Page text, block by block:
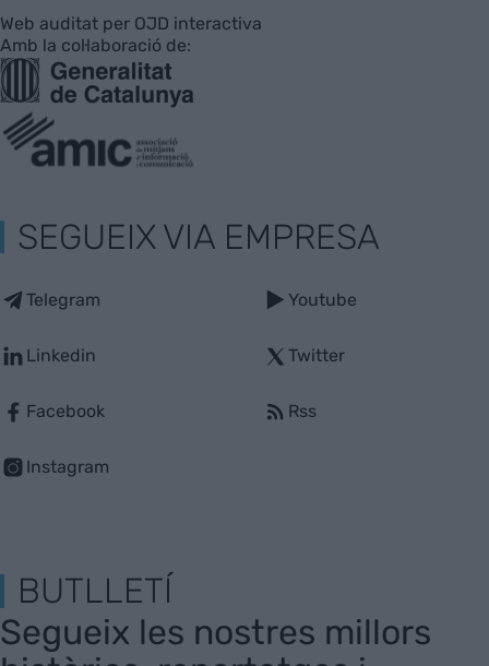
Web auditat per OJD interactiva
Amb la col·laboració de:
SEGUEIX VIA EMPRESA
Telegram
Linkedin
Facebook
Instagram
Youtube
Twitter
Rss
BUTLLETÍ
Segueix les nostres millors